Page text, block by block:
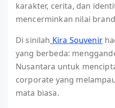
karakter, cerita, dan
mencerminkan nilai
Di sinilah Kira Souvenir
yang berbeda:
Nusantara untuk
corporate yang
mata biasa.